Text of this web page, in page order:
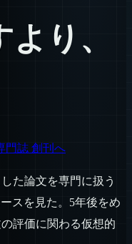
り、
門誌 創刊へ
た論文を専門に扱う
スを見た。5年後をめ
評価に関わる仮想的